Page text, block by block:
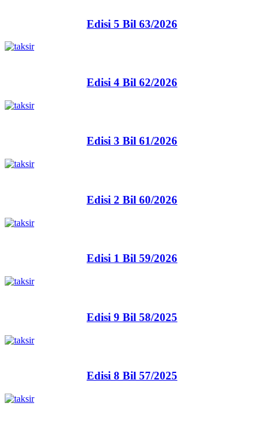
Edisi 5 Bil 63/2026
Edisi 4 Bil 62/2026
Edisi 3 Bil 61/2026
Edisi 2 Bil 60/2026
Edisi 1 Bil 59/2026
Edisi 9 Bil 58/2025
Edisi 8 Bil 57/2025